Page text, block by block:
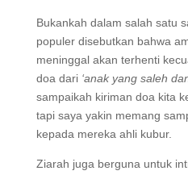
Bukankah dalam salah satu
populer disebutkan bahwa
meninggal akan terhenti
doa dari ‘anak yang saleh
sampaikah kiriman doa kita
tapi saya yakin memang
kepada mereka ahli kubur.
Ziarah juga berguna untuk